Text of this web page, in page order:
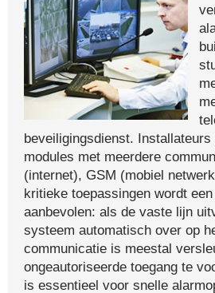
beveiligingsdienst.
modules met meerdere
(internet), GSM (mobiel
kritieke toepassingen wordt
aanbevolen: als de vaste lijn
systeem automatisch over op
communicatie is meestal
ongeautoriseerde toegang te
is essentieel voor snelle